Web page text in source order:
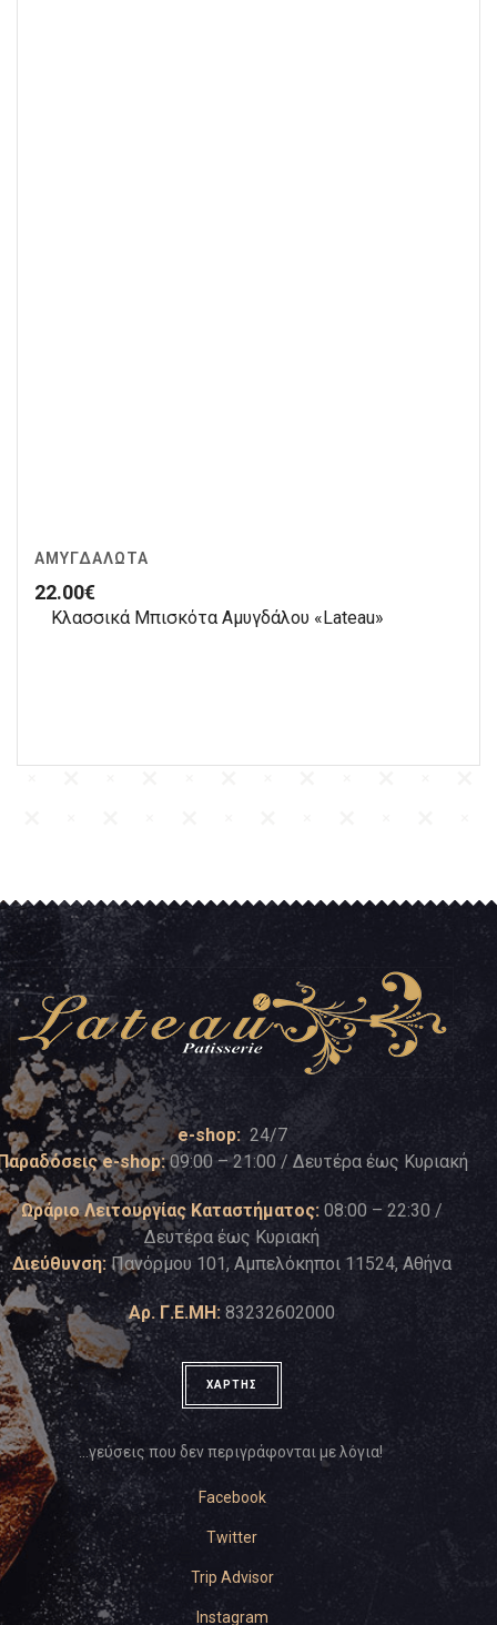
ΑΜΥΓΔΑΛΩΤΆ
22.00€
Κλασσικά Μπισκότα Αμυγδάλου «Lateau»
e-shop: 24/7
e-shop:09:00 – 21:00 / Δευτέρα έως Κυριακή
Ωράριο Λειτουργίας Καταστήματος: 08:00 – 22:30 /
Δευτέρα έως Κυριακή
Διεύθυνση: Πανόρμου 101, Αμπελόκηποι 11524, Αθήνα
Αρ. Γ.Ε.ΜΗ: 83232602000
ΧΑΡΤΗΣ
…γεύσεις που δεν περιγράφονται με λόγια!
Facebook
Twitter
Trip Advisor
Instagram